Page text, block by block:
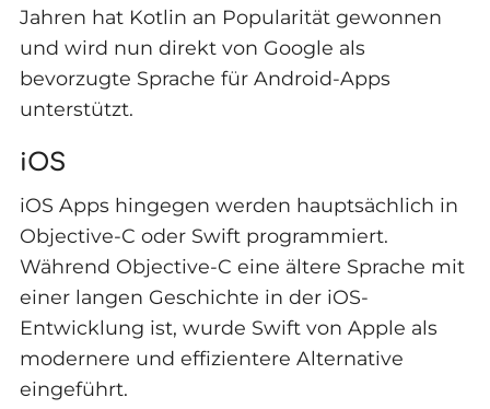
Jahren hat Kotlin an Popularität gewonnen
und wird nun direkt von Google als
bevorzugte Sprache für Android-Apps
unterstützt.
iOS
iOS Apps hingegen werden hauptsächlich in
Objective-C oder Swift programmiert.
Während Objective-C eine ältere Sprache mit
einer langen Geschichte in der iOS-
Entwicklung ist, wurde Swift von Apple als
modernere und effizientere Alternative
eingeführt.